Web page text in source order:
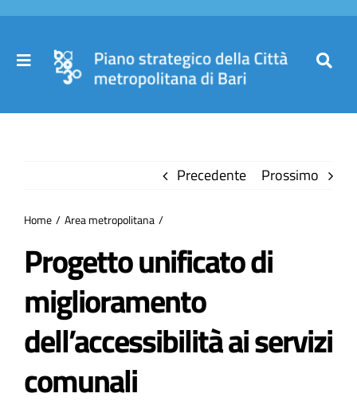
Salta
contenuto
Toggle
Partecipa
Comuni
Atti e Docunenti
Precedente Prossimo
Home Area metropolitana
Progetto unificato di
miglioramento
dell’accessibilità ai servizi
comunali